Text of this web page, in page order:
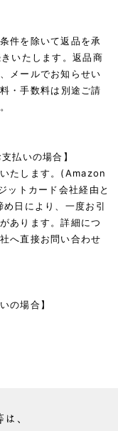
件を除いて返品を承
いたします。返品商
メールでお知らせい
・手数料は別途ご請
払いの場合】
たします。(Amazon
ットカード会社経由と
日により、一度お引
あります。詳細につ
へ直接お問い合わせ
の場合】
、